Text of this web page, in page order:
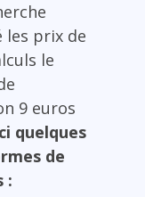
les prix de
le
9 euros
quelques
de
: